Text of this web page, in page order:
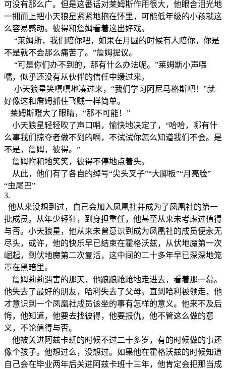
可没有那么广。但是这番话对莱姆斯作用很大，他眼含泪光地
一拥而上把小天狼星紧紧地抱在怀里，可能低年级的小孩就这
么容易感动。彼得和詹姆看着这出好戏。
“莱姆斯，我们陪你吧，如果在月圆的时候有人陪你，你是
不是就不会那么痛苦了。”詹姆提议。
“可是你们办不到的，那有什么办法呢。”莱姆斯小声嗫
嚅，似乎还没有从伙伴的信任中缓过来。
小天狼星笑嘻嘻地凑过来，“我们学习阿尼马格斯吧！”就
好像这和詹姆抓住飞贼一样简单。
莱姆斯瞪大了眼睛，“那不可能！”
小天狼星轻轻吹了声口哨，愉快地决定了，“哈哈，哪有什
么事我们掠夺者做不到的啊，不试试你怎么知道我们不会。是
不是，詹姆，彼得。”
詹姆附和地笑笑，彼得不停地点着头。
从此，他们有了各自的绰号“尖头叉子”“大脚板”“月亮脸”
“虫尾巴”
3.
他从来没想到过，自己会加入凤凰社并成为了凤凰社的第一
批成员。从年少轻狂，到身担重任，他甚至从来未考虑过值得
与否。小天狼星，他从来未曾意识到成为凤凰社的成员便永无
尽头，或许，他的快乐早已结束在霍格沃兹，从伏地魔第一次
崛起，到伏地魔第二次复活，这中间的二十多年早已深深地笼
罩在黑暗里。
詹姆莉莉遇害的那天，他踉踉跄跄地走进去，看着那一幕。
他失去了最好的朋友，哈利失去了父母。直到哈利被领走，他
才意识到一个凤凰社成员该坐的事有怎样的意义。他来不及后
悔，他知道，他要去找彼得，他要报仇。他不管这么做的意
义，不论值得与否。
他被关进阿兹卡班的时候不过二十多岁，有的时候做的事还
像个孩子。他想过么，没想过。如果他在霍格沃兹的时候知道
自己会在毕业两年后关进阿兹卡班十三年，他肯定会把那当成